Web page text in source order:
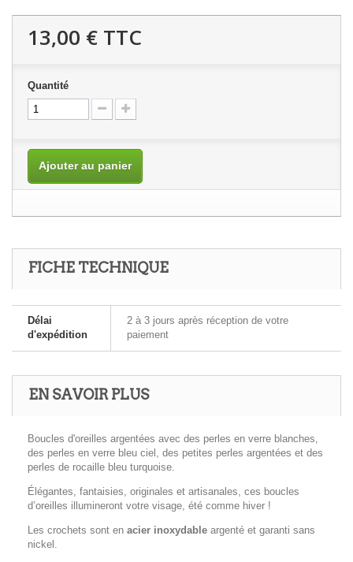
13,00 € TTC
Quantité
Ajouter au panier
FICHE TECHNIQUE
Délai
d'expédition
2 à 3 jours après réception de votre
paiement
EN SAVOIR PLUS
Boucles d'oreilles argentées avec des perles en verre blanches,
des perles en verre bleu ciel, des petites perles argentées et des
perles de rocaille bleu turquoise.
Élégantes, fantaisies, originales et artisanales, ces boucles
d’oreilles illumineront votre visage, été comme hiver !
Les crochets sont en acier inoxydable argenté et garanti sans
nickel.